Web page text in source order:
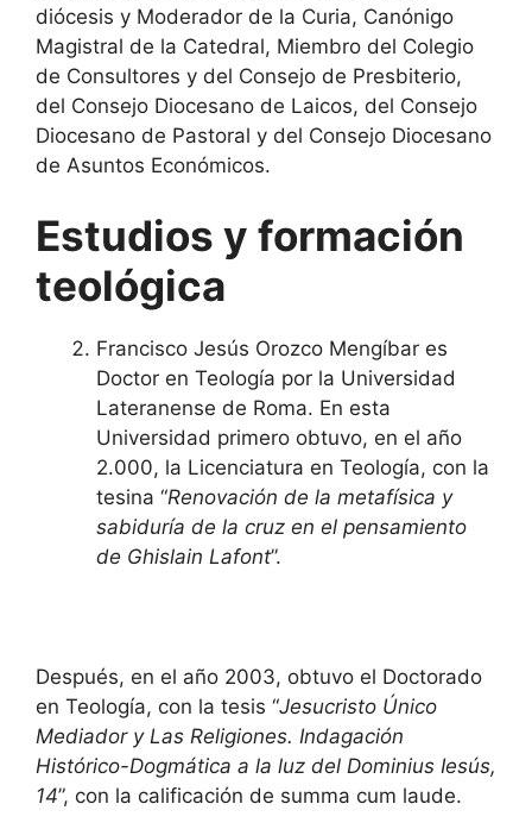
diócesis y Moderador de la Curia, Canónigo
Magistral de la Catedral, Miembro del Colegio
de Consultores y del Consejo de Presbiterio,
del Consejo Diocesano de Laicos, del Consejo
Diocesano de Pastoral y del Consejo Diocesano
de Asuntos Económicos.
Estudios y formación
teológica
Francisco Jesús Orozco Mengíbar es
Doctor en Teología por la Universidad
Lateranense de Roma. En esta
Universidad primero obtuvo, en el año
2.000, la Licenciatura en Teología, con la
tesina “Renovación de la metafísica y
sabiduría de la cruz en el pensamiento
de Ghislain Lafont”.
Después, en el año 2003, obtuvo el Doctorado
en Teología, con la tesis “Jesucristo Único
Mediador y Las Religiones. Indagación
Histórico-Dogmática a la luz del Dominius Iesús,
14”, con la calificación de summa cum laude.